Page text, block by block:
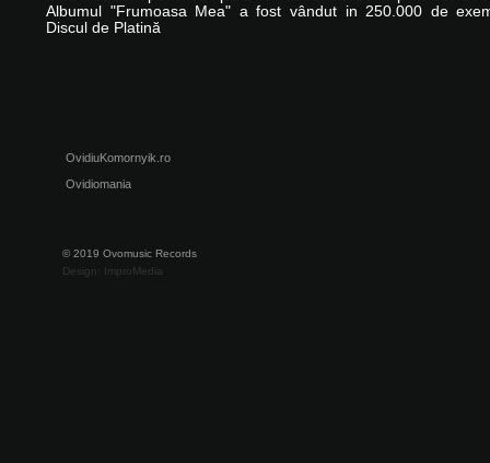
Albumul "Frumoasa Mea" a fost vândut in 250.000 de
Discul de Platină
OvidiuKomornyik.ro
Ovidiomania
© 2019 Ovomusic Records
Design: ImproMedia